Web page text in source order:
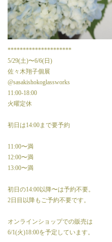
*********************
5/29(土)〜6/6(日)
佐々木翔子個展
@sasakishokoglassworks
11:00-18:00
火曜定休
初日は14:00まで要予約
11:00〜満
12:00〜満
13:00〜満
初日の14:00以降〜は予約不要。
2日目以降もご予約不要です。
オンラインショップでの販売は
6/1(火)18:00を予定しています。